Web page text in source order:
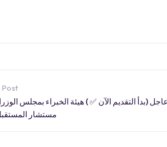
Post
(بدأ التقديم الآن ✅ ) هيئة الخبراء بمجلس
مستشار